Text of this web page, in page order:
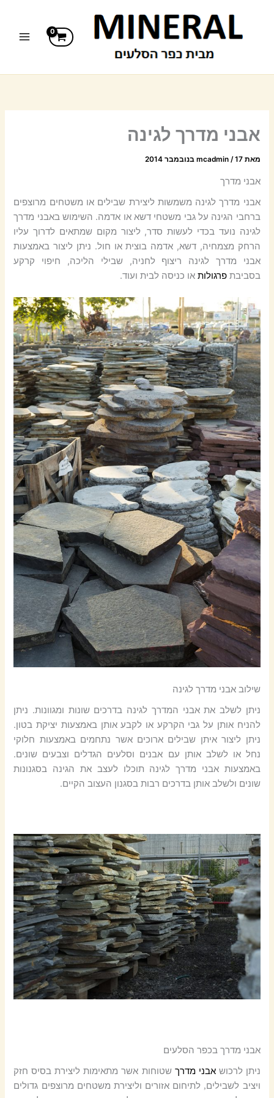
אבני מדרך לגינה
מאת mcadmin /17 בנובמבר 2014
אבני מדרך
אבני מדרך לגינה משמשות ליצירת שבילים או משטחים מרוצפים
ברחבי הגינה על גבי משטחי דשא או אדמה. השימוש באבני מדרך
לגינה נועד בכדי לעשות סדר, ליצור מקום שמתאים לדרוך עליו
הרחק מצמחיה, דשא, אדמה בוצית או חול. ניתן ליצור באמצעות
אבני מדרך לגינה ריצוף לחניה, שבילי הליכה, חיפוי קרקע
בסביבתפרגולות או כניסה לבית ועוד.
שילוב אבני מדרך לגינה
ניתן לשלב את אבני המדרך לגינה בדרכים שונות ומגוונות. ניתן
להניח אותן על גבי הקרקע או לקבע אותן באמצעות יציקת בטון.
ניתן ליצור איתן שבילים ארוכים אשר נתחמים באמצעות חלוקי
נחל או לשלב אותן עם אבנים וסלעים הגדלים וצבעים שונים.
באמצעות אבני מדרך לגינה תוכלו לעצב את הגינה בסגנונות
שונים ולשלב אותן בדרכים רבות בסגנון העצוב הקיים.
אבני מדרך בכפר הסלעים
ניתן לרכושאבני מדרך שטוחות אשר מתאימות ליצירת בסיס חזק
ויציב לשבילים, לתיחום אזורים וליצירת משטחים מרוצפים גדולים